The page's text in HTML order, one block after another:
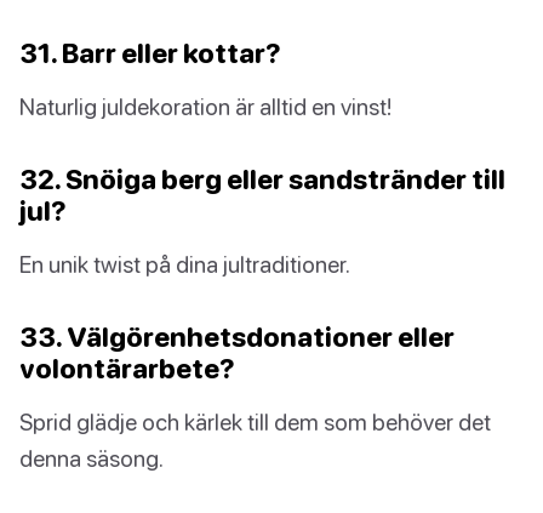
31. Barr eller kottar?
Naturlig juldekoration är alltid en vinst!
32. Snöiga berg eller sandstränder till
jul?
En unik twist på dina jultraditioner.
33. Välgörenhetsdonationer eller
volontärarbete?
Sprid glädje och kärlek till dem som behöver det
denna säsong.